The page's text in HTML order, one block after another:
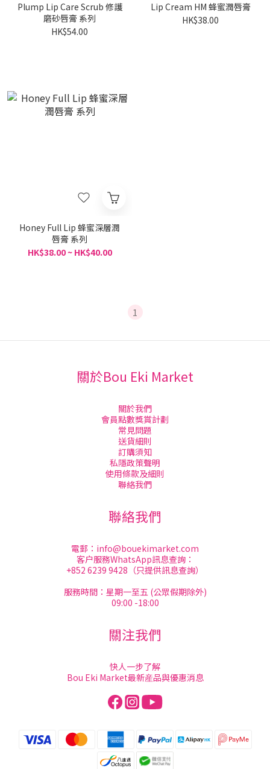
Plump Lip Care Scrub 修護
磨砂唇膏 系列
HK$54.00
Lip Cream HM 蜂蜜潤唇膏
HK$38.00
Honey Full Lip 蜂蜜深層潤
唇膏 系列
HK$38.00 ~ HK$40.00
1
關於Bou Eki Market
關於我們
會員點數獎賞計劃
常見問題
送貨細則
訂購須知
私隱政策聲明
使用條款及細則
聯絡我們
聯絡我們
電郵： info@bouekimarket.com
客户服務WhatsApp訊息查詢：
+852 6239 9428（只提供訊息查詢）
服務時間：星期一至五 (公眾假期除外)
09:00 -18:00
關注我們
快人一步了解
Bou Eki Market最新産品與優惠消息